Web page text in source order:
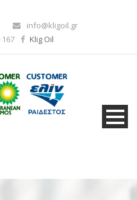
info@kligoil.gr
Klig Oil